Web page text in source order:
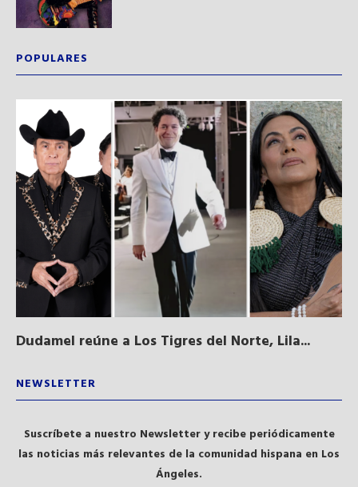
POPULARES
Dudamel reúne a Los Tigres del Norte, Lila...
NEWSLETTER
Suscríbete a nuestro Newsletter y recibe periódicamente
las noticias más relevantes de la comunidad hispana en Los
Ángeles.